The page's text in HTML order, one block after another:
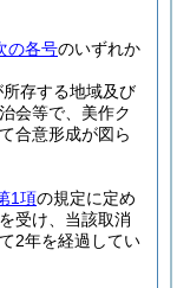
の各号のいずれか
存する地域及び
会等で、美作ク
合意形成が図ら
1項の規定に定め
受け、当該取消
2年を経過してい